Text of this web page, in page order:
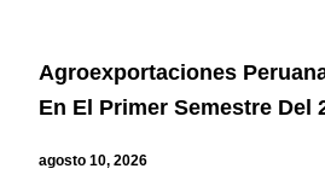
Agroexportaciones
En El Primer Semestre Del
agosto 10, 2026